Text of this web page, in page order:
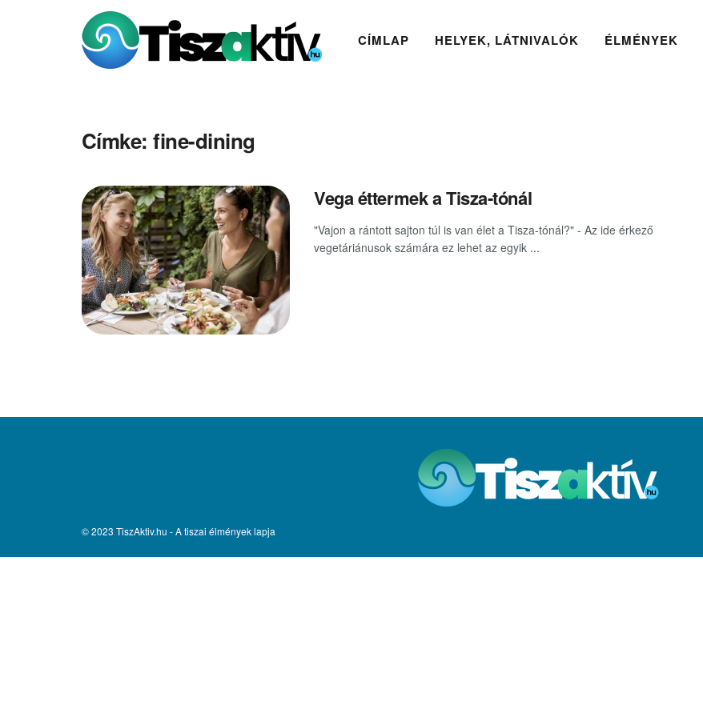
CÍMLAP HELYEK, LÁTNIVALÓK ÉLMÉNYEK
Címke:fine-dining
Vega éttermek a Tisza-tónál
"Vajon a rántott sajton túl is van élet a Tisza-tónál?" - Az ide érkező
vegetáriánusok számára ez lehet az egyik ...
© 2023 TiszAktiv.hu - A tiszai élmények lapja